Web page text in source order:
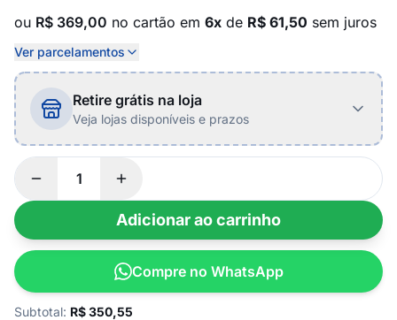
ou R$ 369,00 no cartão em 6x de R$ 61,50 sem juros
Ver parcelamentos
Retire grátis na loja
Veja lojas disponíveis e prazos
Adicionar ao carrinho
Compre no WhatsApp
Subtotal: R$350,55